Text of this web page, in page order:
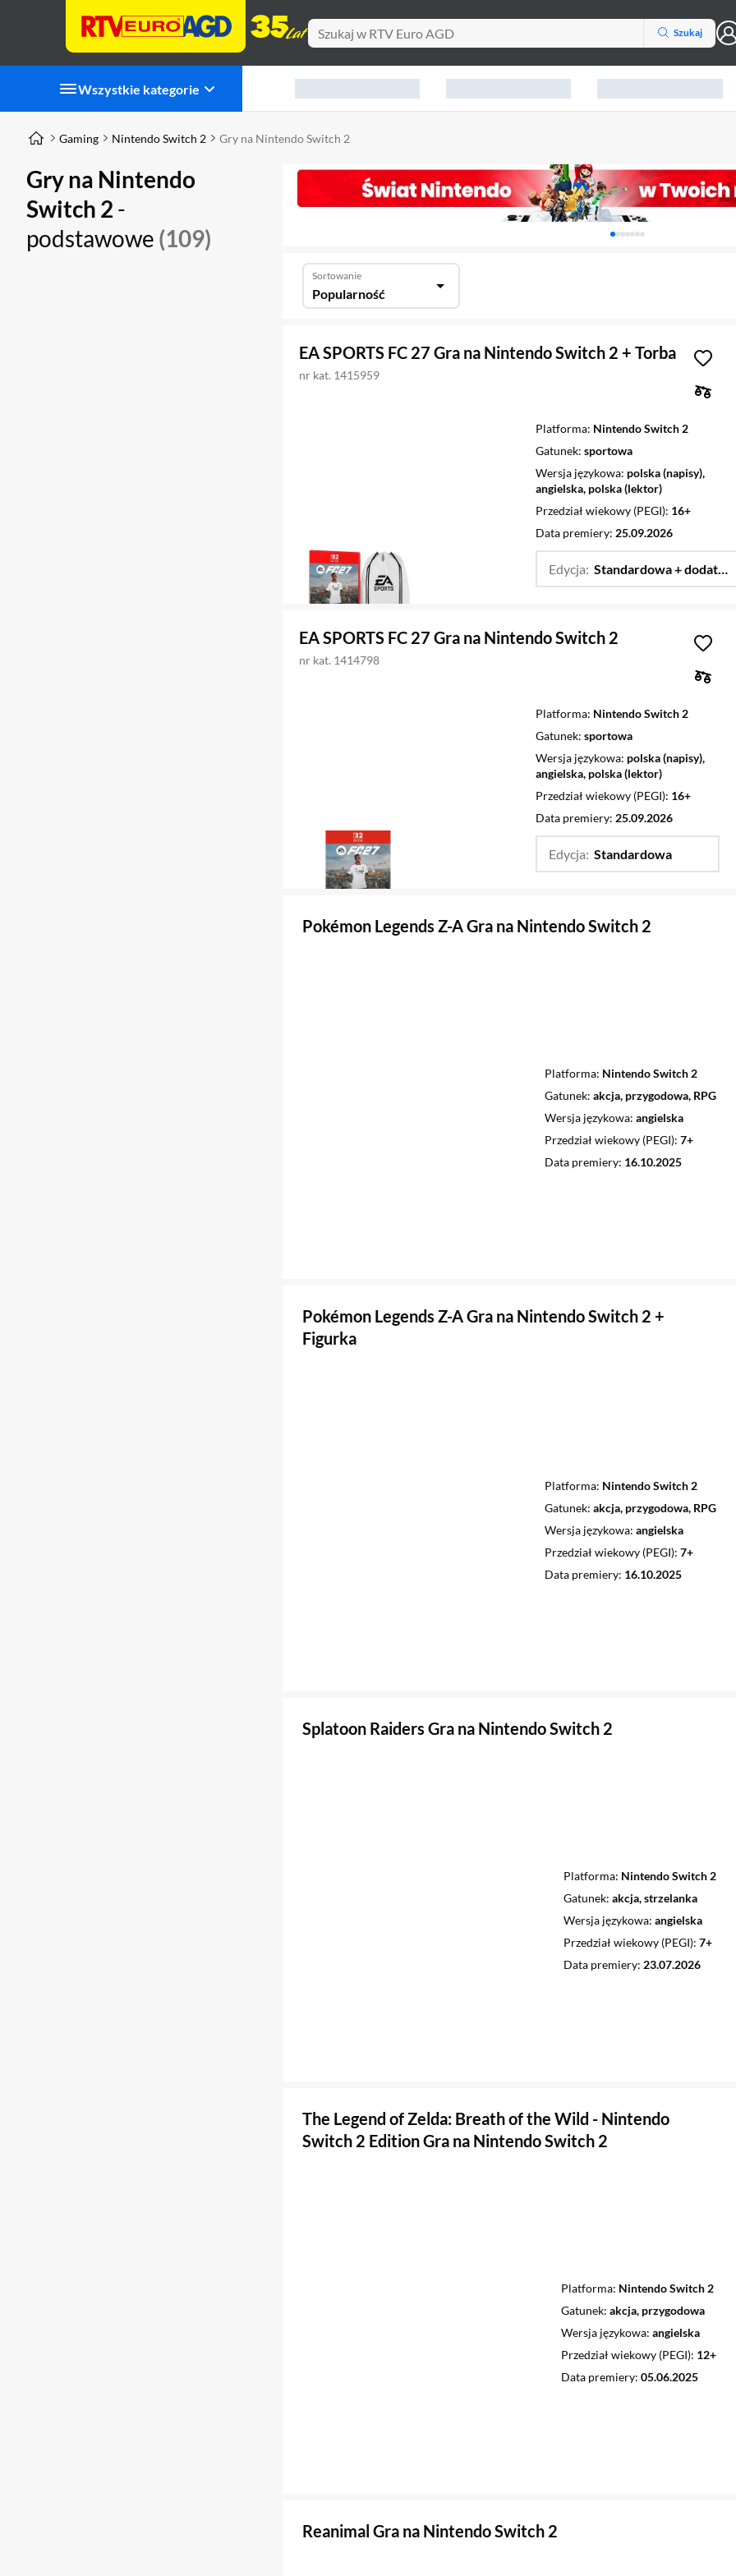
Szukaj
Wszystkie kategorie
Karuzela z banerami,
Gaming Nintendo Switch 2 Gry na Nintendo Switch 2
Gry na Nintendo
Switch 2 -
podstawowe (109)
Sortowanie
Popularność
EA SPORTS FC 27 Gra na Nintendo Switch 2 + Torba
nr kat. 1415959
Platforma Nintendo Switch 2
Gatunek sportowa
Wersja językowa polska (napisy),
angielska, polska (lektor)
Przedział wiekowy (PEGI) 16+
Data premiery 25.09.2026
Edycja: Standardowa + dodatek
EA SPORTS FC 27 Gra na Nintendo Switch 2
nr kat. 1414798
Platforma Nintendo Switch 2
Gatunek sportowa
Wersja językowa polska (napisy),
angielska, polska (lektor)
Przedział wiekowy (PEGI) 16+
Data premiery 25.09.2026
Edycja: Standardowa
Pokémon Legends Z-A Gra na Nintendo Switch 2
Platforma Nintendo Switch 2
Gatunek akcja, przygodowa, RPG
Wersja językowa angielska
Przedział wiekowy (PEGI) 7+
Data premiery 16.10.2025
Pokémon Legends Z-A Gra na Nintendo Switch 2 +
Figurka
Platforma Nintendo Switch 2
Gatunek akcja, przygodowa, RPG
Wersja językowa angielska
Przedział wiekowy (PEGI) 7+
Data premiery 16.10.2025
Splatoon Raiders Gra na Nintendo Switch 2
Platforma Nintendo Switch 2
Gatunek akcja, strzelanka
Wersja językowa angielska
Przedział wiekowy (PEGI) 7+
Data premiery 23.07.2026
The Legend of Zelda: Breath of the Wild - Nintendo
Switch 2 Edition Gra na Nintendo Switch 2
Platforma Nintendo Switch 2
Gatunek akcja, przygodowa
Wersja językowa angielska
Przedział wiekowy (PEGI) 12+
Data premiery 05.06.2025
Reanimal Gra na Nintendo Switch 2